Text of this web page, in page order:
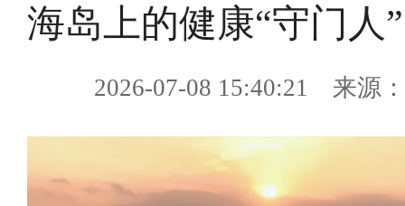
海岛上的健康“守门人”
2026-07-08 15:40:21 来源